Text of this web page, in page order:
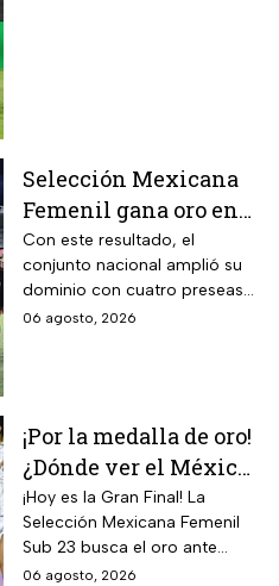
Selección Mexicana
Femenil gana oro en
Juegos
Centroamericanos; el
camino de México a la
gloria
Con este resultado, el
conjunto nacional amplió su
dominio con cuatro preseas
doradas de forma
06 agosto, 2026
¡Por la medalla de oro!
¿Dónde ver el México
vs Colombia Femenil?
Así puedes seguir la
Gran Final EN VIVO
¡Hoy es la Gran Final! La
Selección Mexicana Femenil
Sub 23 busca el oro ante
Colombia en los Juegos
06 agosto, 2026